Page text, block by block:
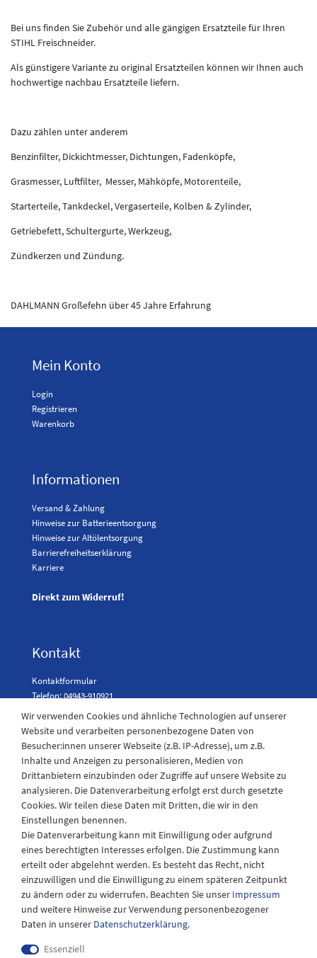
Bei uns finden Sie Zubehör und alle gängigen Ersatzteile für Ihren
STIHL Freischneider.
Als günstigere Variante zu original Ersatzteilen können wir Ihnen auch
hochwertige nachbau Ersatzteile liefern.
Dazu zählen unter anderem
Benzinfilter, Dickichtmesser, Dichtungen, Fadenköpfe,
Grasmesser, Luftfilter, Messer, Mähköpfe, Motorenteile,
Starterteile, Tankdeckel, Vergaserteile, Kolben & Zylinder,
Getriebefett, Schultergurte, Werkzeug,
Zündkerzen und Zündung.
DAHLMANN Großefehn über 45 Jahre Erfahrung
Mein Konto
Login
Registrieren
Warenkorb
Informationen
Versand & Zahlung
Hinweise zur Batterieentsorgung
Hinweise zur Altölentsorgung
Barrierefreiheitserklärung
Karriere
Direkt zum Widerruf!
Kontakt
Kontaktformular
Telefon: 04943-910921
Laden Öffnungszeiten
Montag - Freitag
08:30 - 12:30 und 13.00 - 17.30 Uhr
Samstags
08:30 bis 12:30 Uhr
Wir verwenden Cookies und ähnliche Technologien auf unserer
Website und verarbeiten personenbezogene Daten von
Besucher:innen unserer Webseite (z.B. IP-Adresse), um z.B.
Inhalte und Anzeigen zu personalisieren, Medien von
Drittanbietern einzubinden oder Zugriffe auf unsere Website zu
analysieren. Die Datenverarbeitung erfolgt erst durch gesetzte
Cookies. Wir teilen diese Daten mit Dritten, die wir in den
Einstellungen benennen.
Die Datenverarbeitung kann mit Einwilligung oder aufgrund
eines berechtigten Interesses erfolgen. Die Zustimmung kann
erteilt oder abgelehnt werden. Es besteht das Recht, nicht
einzuwilligen und die Einwilligung zu einem späteren Zeitpunkt
zu ändern oder zu widerrufen. Beachten Sie unser Impressum
und weitere Hinweise zur Verwendung personenbezogener
Daten in unserer Daten­schutz­erklärung.
Essenziell